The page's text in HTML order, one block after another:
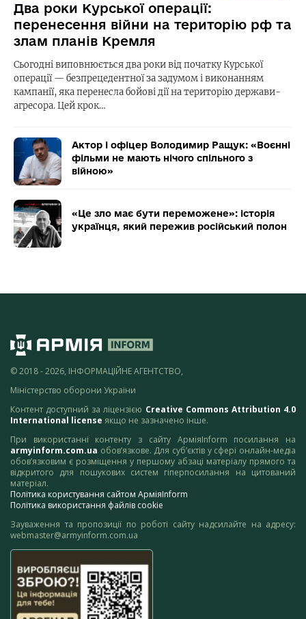
Два роки Курської операції:
перенесення війни на територію рф та
злам планів Кремля
Сьогодні виповнюється два роки від початку Курської
операції — безпрецедентної за задумом і виконанням
кампанії, яка перенесла бойові дії на територію держави-
агресора. Цей крок…
Актор і офіцер Володимир Ращук: «Воєнні
фільми не мають нічого спільного з
війною»
«Це зло має бути переможене»: історія
українця, який пережив російський полон
© 2018 - 2026, ІНФОРМАЦІЙНЕ АГЕНТСТВО,
Міністерство оборони України
Контент доступний за ліцензією Creative Commons Attribution 4.0
International license якщо не зазначено інше.
При використанні контенту з сайту АрміяInform посилання на
armyinform.com.ua обов’язкове. Для суб’єктів у сфері онлайн-медіа
обов’язковим є розміщення у першому абзаці матеріалу прямого та
відкритого для пошукових систем гіперпосилання на цитований
матеріал.
Політика користування сайтом АрміяInform
Політика використання файлів cookie
Зауваження та пропозиції по роботі сайту надсилайте на адресу:
webmaster@armyinform.com.ua